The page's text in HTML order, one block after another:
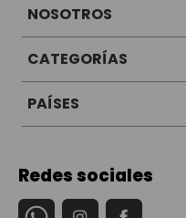
NOSOTROS
CATEGORÍAS
PAÍSES
Redes sociales